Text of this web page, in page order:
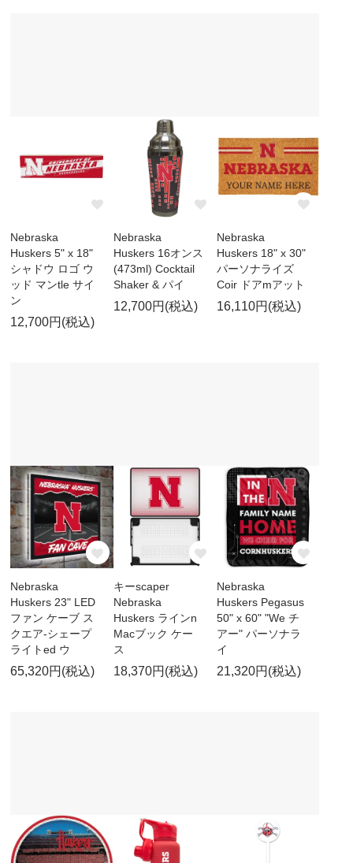
Nebraska
Huskers 5" x 18"
シャドウ ロゴ ウ
ッド マンtle サイ
ン
12,700円(税込)
Nebraska
Huskers 16オンス
(473ml) Cocktail
Shaker & パイ
12,700円(税込)
Nebraska
Huskers 18" x 30"
パーソナライズ
Coir ドアmアット
16,110円(税込)
Nebraska
Huskers 23" LED
ファン ケーブ ス
クエア-シェープ
ライトed ウ
65,320円(税込)
キーscaper
Nebraska
Huskers ラインn
Macブック ケー
ス
18,370円(税込)
Nebraska
Huskers Pegasus
50" x 60" "We チ
アー" パーソナラ
イ
21,320円(税込)